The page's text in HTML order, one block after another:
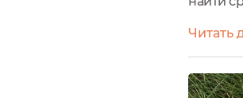
Читать